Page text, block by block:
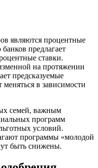
являются процентные
предлагает
ставки.
на протяжении
предсказуемые
в зависимости
семей, важным
программ
условий.
программы «молодой
быть снижены.